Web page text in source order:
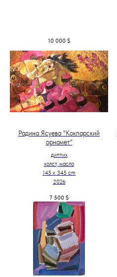
10 000 $
Радина Ясуева "Кокпарский
орнамет"
диптих
холст, масло
145 х 345 cm
2026
7 500 $